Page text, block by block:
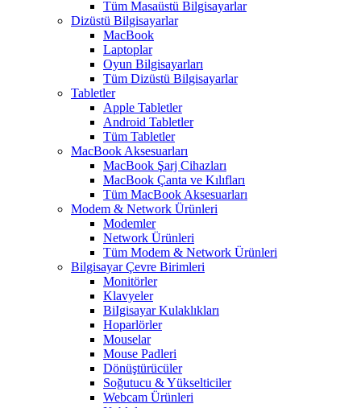
Tüm Masaüstü Bilgisayarlar
Dizüstü Bilgisayarlar
MacBook
Laptoplar
Oyun Bilgisayarları
Tüm Dizüstü Bilgisayarlar
Tabletler
Apple Tabletler
Android Tabletler
Tüm Tabletler
MacBook Aksesuarları
MacBook Şarj Cihazları
MacBook Çanta ve Kılıfları
Tüm MacBook Aksesuarları
Modem & Network Ürünleri
Modemler
Network Ürünleri
Tüm Modem & Network Ürünleri
Bilgisayar Çevre Birimleri
Monitörler
Klavyeler
BiIgisayar Kulaklıkları
Hoparlörler
Mouselar
Mouse Padleri
Dönüştürücüler
Soğutucu & Yükselticiler
Webcam Ürünleri